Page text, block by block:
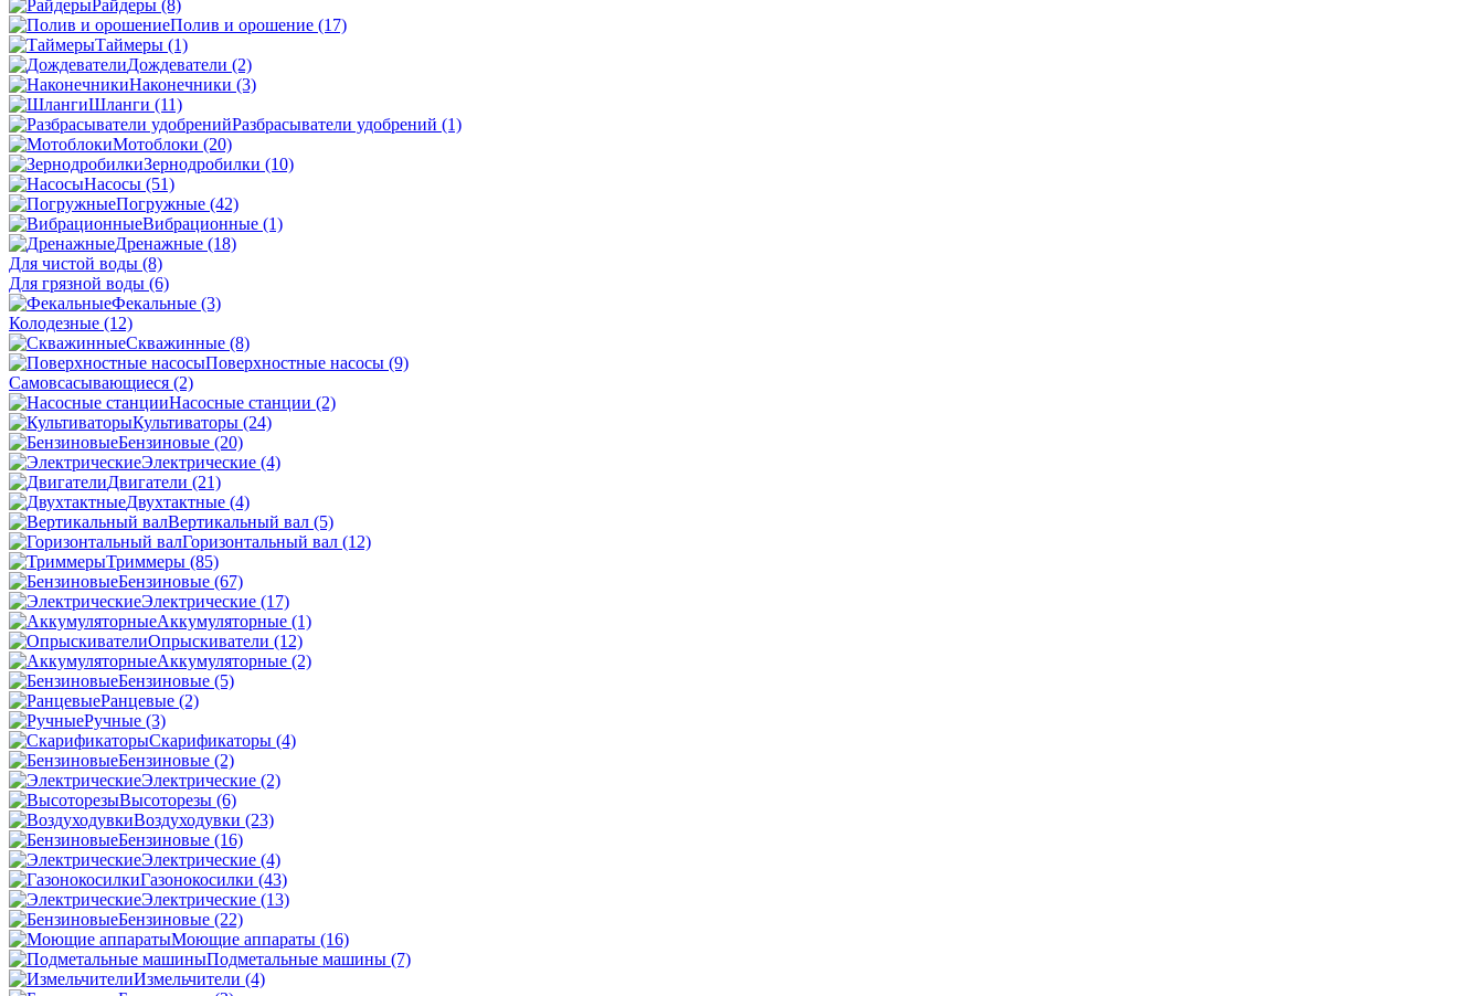
Райдеры (8)
Полив и орошение (17)
Таймеры (1)
Дождеватели (2)
Наконечники (3)
Шланги (11)
Разбрасыватели удобрений (1)
Мотоблоки (20)
Зернодробилки (10)
Насосы (51)
Погружные (42)
Вибрационные (1)
Дренажные (18)
Для чистой воды (8)
Для грязной воды (6)
Фекальные (3)
Колодезные (12)
Скважинные (8)
Поверхностные насосы (9)
Самовсасывающиеся (2)
Насосные станции (2)
Культиваторы (24)
Бензиновые (20)
Электрические (4)
Двигатели (21)
Двухтактные (4)
Вертикальный вал (5)
Горизонтальный вал (12)
Триммеры (85)
Бензиновые (67)
Электрические (17)
Аккумуляторные (1)
Опрыскиватели (12)
Аккумуляторные (2)
Бензиновые (5)
Ранцевые (2)
Ручные (3)
Скарификаторы (4)
Бензиновые (2)
Электрические (2)
Высоторезы (6)
Воздуходувки (23)
Бензиновые (16)
Электрические (4)
Газонокосилки (43)
Электрические (13)
Бензиновые (22)
Моющие аппараты (16)
Подметальные машины (7)
Измельчители (4)